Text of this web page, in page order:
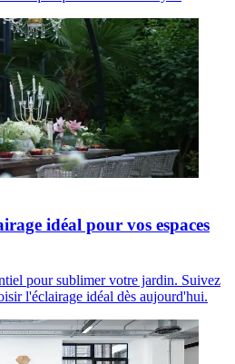
idéal pour vos espaces
pour sublimer votre jardin. Suivez
l'éclairage idéal dès aujourd'hui.